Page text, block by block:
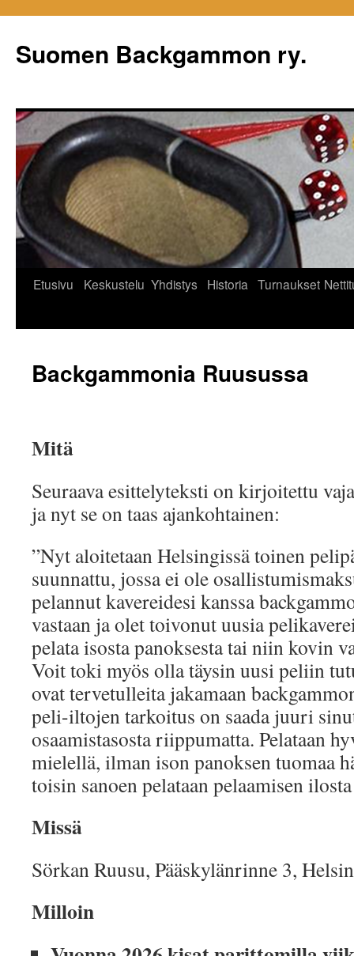
Suomen Backgammon ry.
Etusivu Keskustelu Yhdistys Historia Turnaukset
Backgammonia Ruusussa
Mitä
Seuraava esittelyteksti on kirjoitettu
ja nyt se on taas ajankohtainen:
”Nyt aloitetaan Helsingissä toinen
suunnattu, jossa ei ole
pelannut kavereidesi kanssa
vastaan ja olet toivonut uusia
pelata isosta panoksesta tai niin kovin
Voit toki myös olla täysin uusi peliin
ovat tervetulleita jakamaan
peli-iltojen tarkoitus on saada juuri
osaamistasosta riippumatta. Pelataan
mielellä, ilman ison panoksen tuomaa
toisin sanoen pelataan pelaamisen
Missä
Sörkan Ruusu, Pääskylänrinne 3,
Milloin